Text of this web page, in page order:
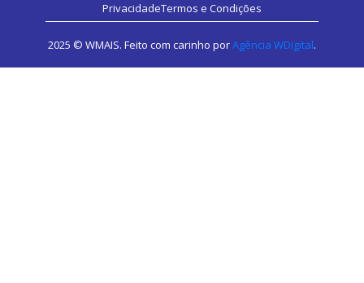
PrivacidadeTermos e Condições
2025 © WMAIS. Feito com carinho porAgência WDigital.